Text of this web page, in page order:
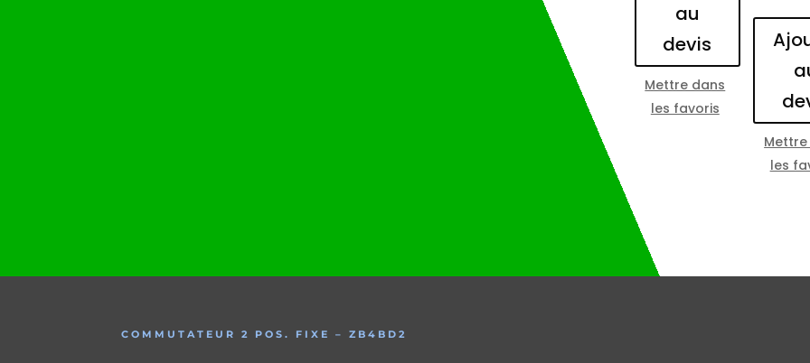
au
devis
Mettre dans
les favoris
les
COMMUTATEUR 2 POS. FIXE – ZB4BD2